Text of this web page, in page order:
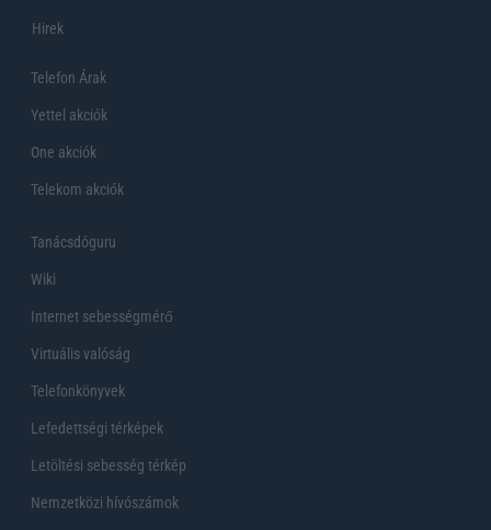
Hirek
Telefon Árak
Yettel akciók
One akciók
Telekom akciók
Tanácsdóguru
Wiki
Internet sebességmérő
Virtuális valóság
Telefonkönyvek
Lefedettségi térképek
Letöltési sebesség térkép
Nemzetközi hívószámok